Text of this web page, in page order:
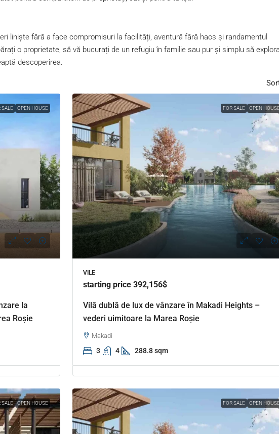
liniște fără a face compromisuri la facilități, aventură fără haos și randamentul
o proprietate, să vă bucurați de un refugiu în familie sau pur și simplu să
descoperirea.
SALE OPEN HOUSE
la
Roșie
FOR SALE OPEN
VILE
starting price 392,156$
Vilă dublă de lux de vânzare în Makadi Heights –
vederi uimitoare la Marea Roșie
Makadi
3 4 288.8 sqm
SALE OPEN HOUSE FOR SALE OPEN